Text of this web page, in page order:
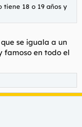
tiene 18 o 19 años y
se iguala a un
famoso en todo el